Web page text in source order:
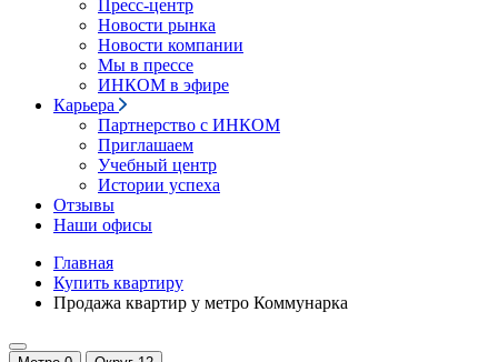
Пресс-центр
Новости рынка
Новости компании
Мы в прессе
ИНКОМ в эфире
Карьера
Партнерство с ИНКОМ
Приглашаем
Учебный центр
Истории успеха
Отзывы
Наши офисы
Главная
Купить квартиру
Продажа квартир у метро Коммунарка